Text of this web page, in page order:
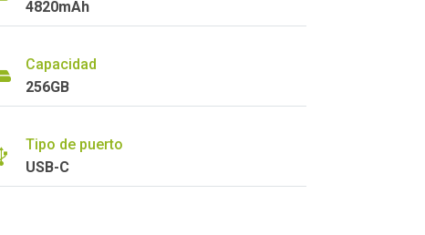
4820mAh
Capacidad
256GB
Tipo de puerto
USB-C